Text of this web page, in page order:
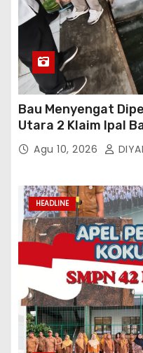
Bau Menyengat
Utara 2 Klaim Ipal
Buang Limbah Ke
Agu 10, 2026
HEADLINE